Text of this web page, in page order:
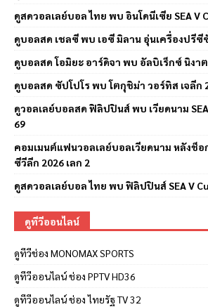
ดูสดวอลเลย์บอล ไทย พบ อินโดนีเซีย SEA V
ดูบอลสด เชลซี พบ เอซี มิลาน อุ่นเครื่องปรีซี
ดูบอลสด โอมิยะ อาร์ดิจา พบ อัลบิเร็กซ์ นิงา
ดูบอลสด ซัปโปโร พบ โตกุชิม่า วอร์ทิส เจลีก
ดูวอลเลย์บอลสด ฟิลิปปินส์ พบ เวียดนาม SEA
69
คอมเมนต์แฟนวอลเลย์บอลเวียดนาม หลังช็อ
ซีวีลีก 2026 เลก 2
ดูสดวอลเลย์บอล ไทย พบ ฟิลิปปินส์ SEA V
ดูทีวีออนไลน์
ดูทีวีช่อง MONOMAX SPORTS
ดูทีวีออนไลน์ ช่อง PPTV HD36
ดูทีวีออนไลน์ ช่อง ไทยรัฐ TV 32